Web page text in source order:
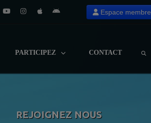
Espace membre
PARTICIPEZ CONTACT
REJOIGNEZ NOUS